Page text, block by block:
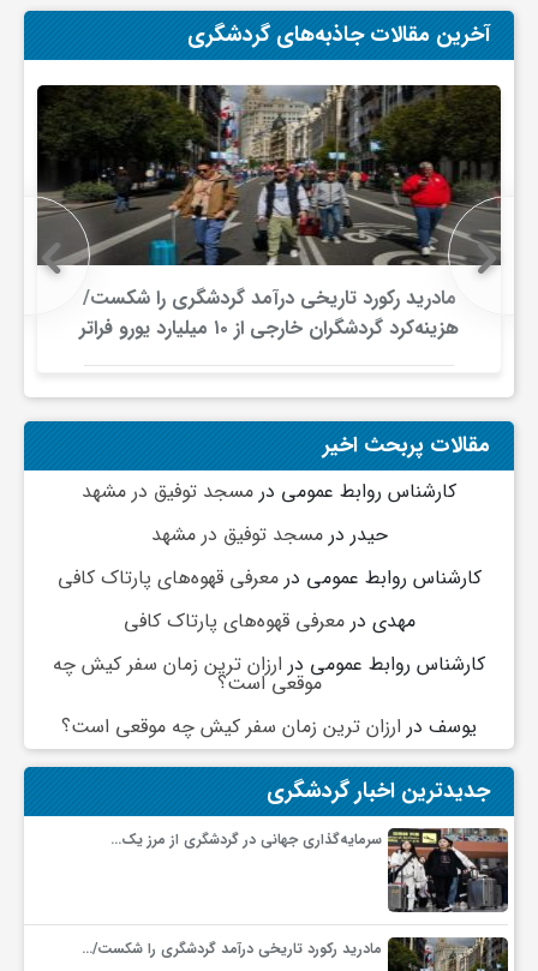
ب
آخرین مقالات جاذبه‌های گردشگری
مادرید رکورد تاریخی درآمد گردشگری را شکست/
هزینه‌کرد گردشگران خارجی از ۱۰ میلیارد یورو فراتر
رفت
مقالات پربحث اخیر
کارشناس روابط عمومی در مسجد توفیق در مشهد
حیدر درمسجد توفیق در مشهد
کارشناس روابط عمومی درمعرفی قهوه‌های پارتاک کافی
مهدی درمعرفی قهوه‌های پارتاک کافی
کارشناس روابط عمومی در ارزان ترین زمان سفر کیش چه
موقعی است؟
یوسف در ارزان ترین زمان سفر کیش چه موقعی است؟
جدیدترین اخبار گردشگری
سرمایه‌گذاری جهانی در گردشگری از مرز یک…
مادرید رکورد تاریخی درآمد گردشگری را شکست/…